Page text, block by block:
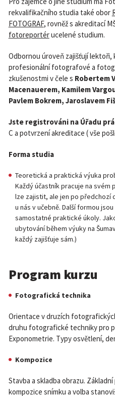
rekvalifikačního studia také obor
FOTOGRAF, rovněž s akreditací
fotoreportérucelené studium.
Odbornou úroveň zajišťují lektoři,
profesionální fotografové a
zkušenostmi v čele s Robertem
Macenauerem, Kamilem
Pavlem Bokrem, Jaroslavem
Jste registrováni na Úřadu
C a potvrzení akreditace ( vše
Forma studia
Teoretická a praktická výuka
Každý účastník pracuje na
lze zajistit, ale jen po předchozí
u nás v učebně. Další formou
samostatné praktické úkoly.
ubytování během výuky na
každý zajišťuje sám.)
Program kurzu
Fotografická technika
Orientace v druzích
druhu fotografické techniky pro
Exponometrie. Typy osvětlení,
Kompozice
Stavba a skladba obrazu.
kompozice snímku a volba